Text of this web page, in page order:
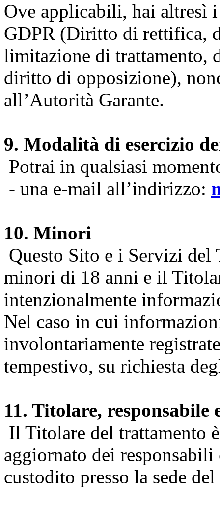
Ove applicabili, hai
GDPR (Diritto di rettifica,
limitazione di trattamento,
diritto di opposizione),
all’Autorità Garante.
9. Modalità di esercizio
Potrai in qualsiasi
- una e-mail all’indirizzo:
10. Minori
Questo Sito e i Servizi del
minori di 18 anni e il
intenzionalmente
Nel caso in cui
involontariamente
tempestivo, su richiesta
11. Titolare, responsabile
Il Titolare del trattamento
aggiornato dei
custodito presso la sede